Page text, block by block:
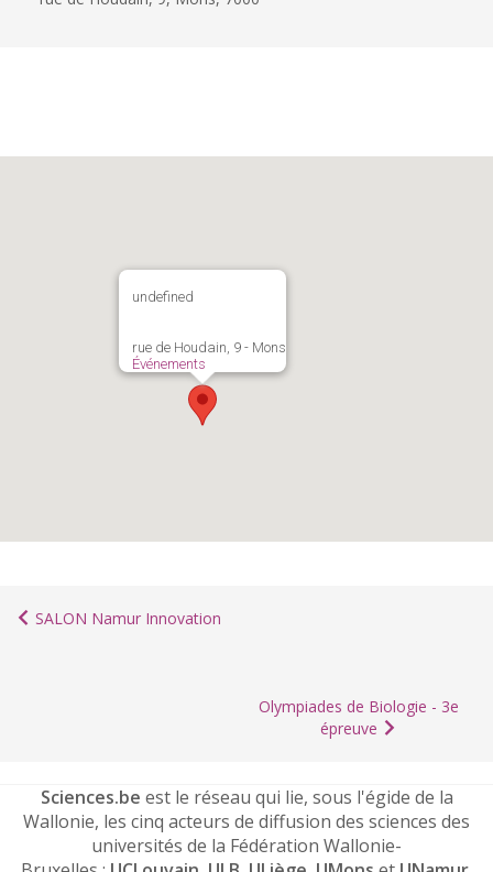
undefined
rue de Houdain, 9 - Mons
Événements
SALON Namur Innovation
Olympiades de Biologie - 3e
épreuve
Sciences.be est le réseau qui lie, sous l'égide de la
Wallonie, les cinq acteurs de diffusion des sciences des
universités de la Fédération Wallonie-